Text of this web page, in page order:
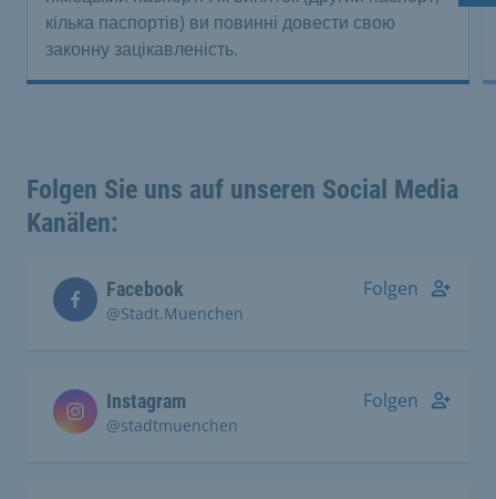
кілька паспортів) ви повинні довести свою
законну зацікавленість.
Folgen Sie uns auf unseren Social Media
Kanälen:
Facebook
@Stadt.Muenchen
Folgen
Instagram
@stadtmuenchen
Folgen